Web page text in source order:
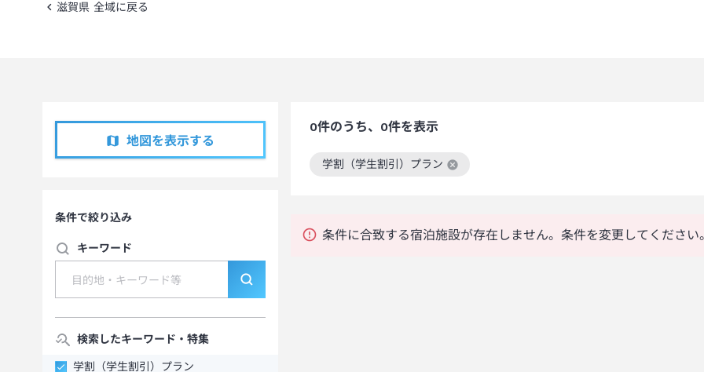
滋賀県 全域に戻る
地図を表示する
条件で絞り込み
キーワード
検索したキーワード・特集
学割（学生割引）プラン
0件のうち、0件を表示
学割（学生割引）プラン
この絞り込み条件を解除
条件に合致する宿泊施設が存在しません。条件を変更してください